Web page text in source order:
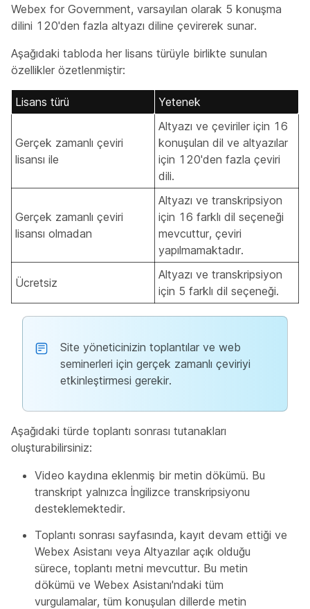
Webex for Government, varsayılan olarak 5 konuşma
dilini 120'den fazla altyazı diline çevirerek sunar.
Aşağıdaki tabloda her lisans türüyle birlikte sunulan
özellikler özetlenmiştir:
Lisans türü Yetenek
Gerçek zamanlı çeviri
lisansı ile
Altyazı ve çeviriler için 16
konuşulan dil ve altyazılar
için 120'den fazla çeviri
dili.
Gerçek zamanlı çeviri
lisansı olmadan
Altyazı ve transkripsiyon
için 16 farklı dil seçeneği
mevcuttur, çeviri
yapılmamaktadır.
Ücretsiz
Altyazı ve transkripsiyon
için 5 farklı dil seçeneği.
Site yöneticinizin toplantılar ve web
seminerleri için gerçek zamanlı çeviriyi
etkinleştirmesi gerekir.
Aşağıdaki türde toplantı sonrası tutanakları
oluşturabilirsiniz:
Video kaydına eklenmiş bir metin dökümü. Bu
transkript yalnızca İngilizce transkripsiyonu
desteklemektedir.
Toplantı sonrası sayfasında, kayıt devam ettiği ve
Webex Asistanı veya Altyazılar açık olduğu
sürece, toplantı metni mevcuttur. Bu metin
dökümü ve Webex Asistanı'ndaki tüm
vurgulamalar, tüm konuşulan dillerde metin